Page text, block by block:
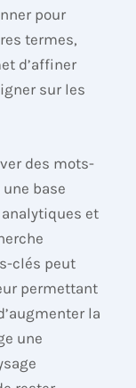
pour
termes,
d’affiner
sur les
des mots-
base
et
clés peut
permettant
la
une